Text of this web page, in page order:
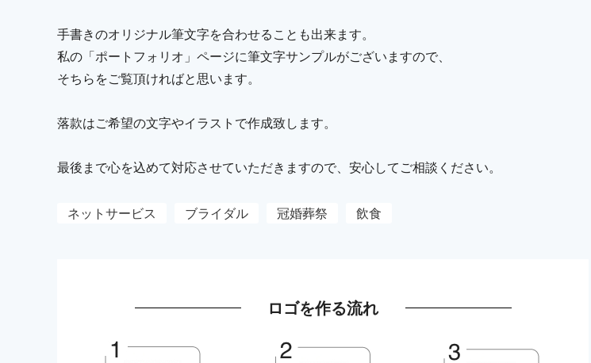
手書きのオリジナル筆文字を合わせることも出来ます。
私の「ポートフォリオ」ページに筆文字サンプルがございますので、
そちらをご覧頂ければと思います。
落款はご希望の文字やイラストで作成致します。
最後まで心を込めて対応させていただきますので、安心してご相談ください。
ネットサービス ブライダル 冠婚葬祭 飲食
ロゴを作る流れ